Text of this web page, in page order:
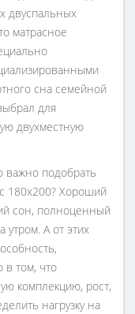
двуспальных
матрасное
сна семейной
для
двухместную
подобрать
180х200? Хороший
сон, полноценный
А от этих
в том, что
комплекцию, рост,
нагрузку на